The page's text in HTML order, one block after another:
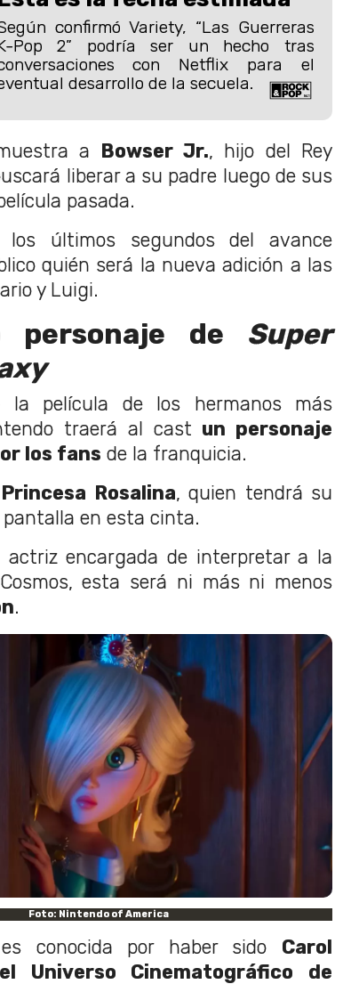
confirmó Variety, “Las Guerreras
Pop 2” podría ser un hecho tras
con Netflix para el
desarrollo de la secuela.
a Bowser Jr., hijo del Rey
liberar a su padre luego de sus
pasada.
los últimos segundos del avance
quién será la nueva adición a las
y Luigi.
personaje de Super
la película de los hermanos más
traerá al cast un personaje
los fans de la franquicia.
Rosalina, quien tendrá su
en esta cinta.
encargada de interpretar a la
esta será ni más ni menos
.
Foto: Nintendo of America
conocida por haber sido Carol
Universo Cinematográfico de